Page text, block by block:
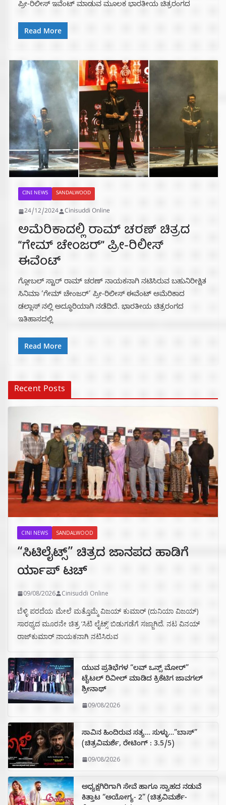
ಪ್ರೀ-ರಿಲೀಸ್ ಇವೆಂಟ್ ಮಾಡುವ ಮೂಲಕ ಭಾರತೀಯ ಚಿತ್ರರಂಗದ
Read More
CINI NEWS SANDALWOOD
24/12/2024 Cinisuddi Online
ಅಮೆರಿಕಾದಲ್ಲಿ ರಾಮ್ ಚರಣ್ ಚಿತ್ರದ
“ಗೇಮ್ ಚೇಂಜರ್” ಪ್ರೀ-ರಿಲೀಸ್
ಈವೆಂಟ್
ಗ್ಲೋಬಲ್ ಸ್ಟಾರ್ ರಾಮ್ ಚರಣ್ ನಾಯಕನಾಗಿ ನಟಿಸಿರುವ ಬಹುನಿರೀಕ್ಷಿತ
ಸಿನಿಮಾ ‘ಗೇಮ್ ಚೇಂಜರ್’ ಪ್ರೀ-ರಿಲೀಸ್ ಈವೆಂಟ್ ಅಮೆರಿಕಾದ
ಡಲ್ಲಾಸ್ ನಲ್ಲಿ ಅದ್ಧೂರಿಯಾಗಿ ನಡೆದಿದೆ. ಭಾರತೀಯ ಚಿತ್ರರಂಗದ
ಇತಿಹಾಸದಲ್ಲಿ
Read More
Recent Posts
CINI NEWS SANDALWOOD
“ಸಿಟಿಲೈಟ್ಸ್‌” ಚಿತ್ರದ ಜಾನಪದ ಹಾಡಿಗೆ
ರ್ಯಾಪ್‌ ಟಚ್‌
09/08/2026 Cinisuddi Online
ಬೆಳ್ಳಿ ಪರದೆಯ ಮೇಲೆ ಮತ್ತೊಮ್ಮೆ ವಿಜಯ್ ಕುಮಾರ್ (ದುನಿಯಾ ವಿಜಯ್)
ಸಾರಥ್ಯದ ಮೂರನೇ ಚಿತ್ರ ‘ಸಿಟಿ ಲೈಟ್ಸ್’ ಬಿಡುಗಡೆಗೆ ಸಜ್ಜಾಗಿದೆ. ನಟ ವಿನಯ್
ರಾಜ್‌ಕುಮಾರ್ ನಾಯಕನಾಗಿ ನಟಿಸಿರುವ
ಯುವ ಪ್ರತಿಭೆಗಳ “ಲವ್ ಒನ್ಸ್ ಮೋರ್”
ಟೈಟಲ್ ರಿವೀಲ್ ಮಾಡಿದ ಕ್ರಿಕೆಟಿಗ ಜಾವಗಲ್
ಶ್ರೀನಾಥ್
09/08/2026
ಸಾವಿನ ಹಿಂದಿರುವ ಸತ್ಯ… ಸುಳ್ಳು…”ಬಾಸ್”
(ಚಿತ್ರವಿಮರ್ಶೆ, ರೇಟಿಂಗ್ : 3.5/5)
09/08/2026
ಅಧ್ಯಕ್ಷಗಿರಿಗಾಗಿ ಸೇವೆ ಹಾಗೂ ಸ್ವಾಹದ ನಡುವೆ
ಕಿತ್ತಾಟ “ಅಯೋಗ್ಯ- 2” (ಚಿತ್ರವಿಮರ್ಶೆ-